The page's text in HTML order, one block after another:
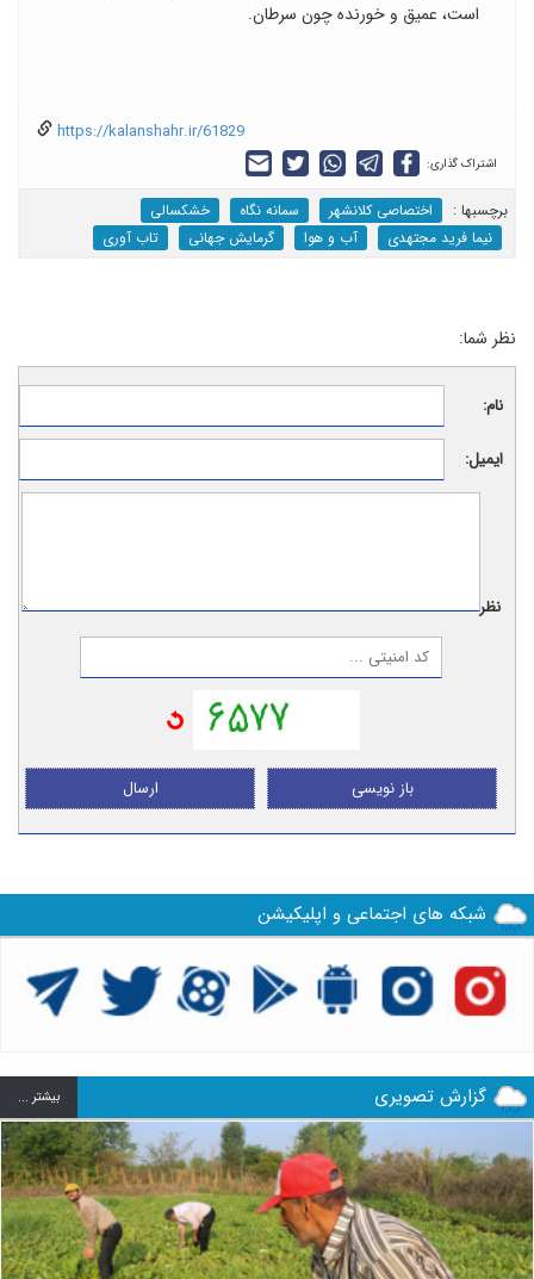
است، عمیق و خورنده چون سرطان.
https://kalanshahr.ir/61829
اشتراک گذاری:
برچسب‎ها : اختصاصی کلانشهر سمانه نگاه
خشکسالی
نیما فرید مجتهدی
آب و هوا گرمایش جهانی تاب آوری
نظر شما:
نام:
ایمیل:
نظر:
ارسال باز نویسی
شبکه های اجتماعی و اپلیکیشن
گزارش تصویری بيشتر ...